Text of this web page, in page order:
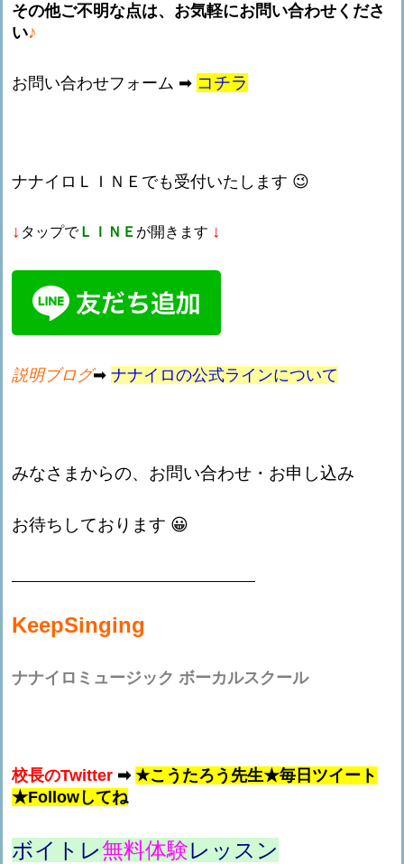
その他ご不明な点は、お気軽にお問い合わせくださ
い♪
お問い合わせフォーム ➡ コチラ
ナナイロＬＩＮＥでも受付いたします 😉
↓ タップでＬＩＮＥ が開きます ↓
説明ブログ➡ ナナイロの公式ラインについて
みなさまからの、お問い合わせ・お申し込み
お待ちしております 😀
KeepSinging
ナナイロミュージック ボーカルスクール
校長のTwitter ➡ ★こうたろう先生★毎日ツイート
★Followしてね
ボイトレ無料体験レッスン